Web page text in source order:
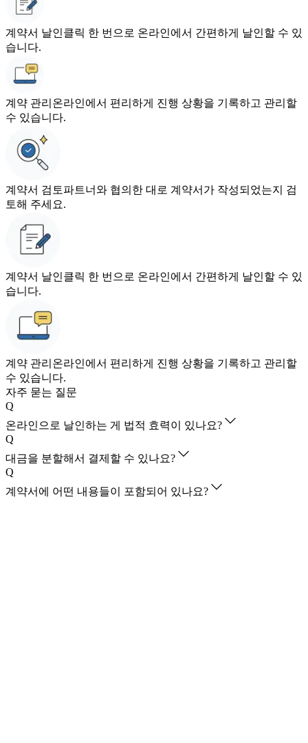
계약서 날인클릭 한 번으로 온라인에서 간편하게 날인할 수 있
습니다.
계약 관리 온라인에서 편리하게 진행 상황을 기록하고 관리할
수 있습니다.
계약서 검토파트너와 협의한 대로 계약서가 작성되었는지 검
토해 주세요.
계약서 날인클릭 한 번으로 온라인에서 간편하게 날인할 수 있
습니다.
계약 관리 온라인에서 편리하게 진행 상황을 기록하고 관리할
수 있습니다.
자주 묻는 질문
Q
온라인으로 날인하는 게 법적 효력이 있나요?
Q
대금을 분할해서 결제할 수 있나요?
Q
계약서에 어떤 내용들이 포함되어 있나요?